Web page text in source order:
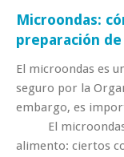
Microondas:
preparación
El microondas es
seguro por la
embargo, es
El microondas
alimento: ciertos